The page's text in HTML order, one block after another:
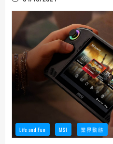
Life and Fun MSI 業界動態